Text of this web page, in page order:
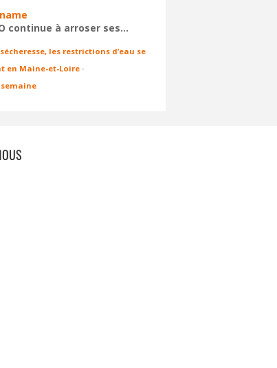
continue à arroser ses…
les restrictions d’eau se
en Maine-et-Loire ·